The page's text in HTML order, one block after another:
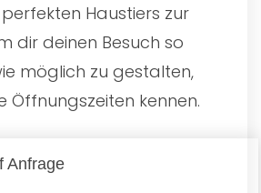
Haustiers zur
dir deinen Besuch so
möglich zu gestalten,
Öffnungszeiten kennen.
Anfrage